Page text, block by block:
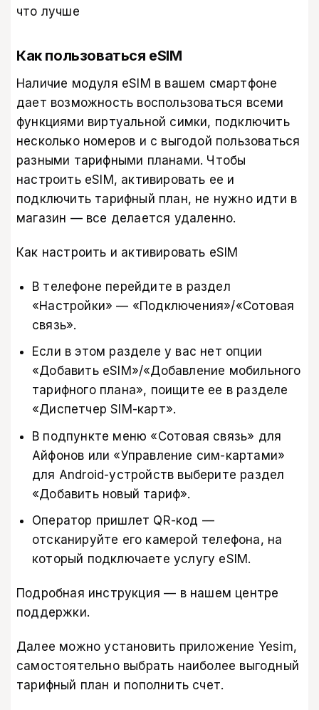
что лучше
Как пользоваться eSIM
Наличие модуля eSIM в вашем смартфоне
дает возможность воспользоваться всеми
функциями виртуальной симки, подключить
несколько номеров и с выгодой пользоваться
разными тарифными планами. Чтобы
настроить eSIM, активировать ее и
подключить тарифный план, не нужно идти в
магазин — все делается удаленно.
Как настроить и активировать eSIM
В телефоне перейдите в раздел
«Настройки» — «Подключения»/«Сотовая
связь».
Если в этом разделе у вас нет опции
«Добавить eSIM»/«Добавление мобильного
тарифного плана», поищите ее в разделе
«Диспетчер SIM-карт».
В подпункте меню «Сотовая связь» для
Айфонов или «Управление сим-картами»
для Android-устройств выберите раздел
«Добавить новый тариф».
Оператор пришлет QR-код —
отсканируйте его камерой телефона, на
который подключаете услугу eSIM.
Подробная инструкция — в нашем центре
поддержки.
Далее можно установить приложение Yesim,
самостоятельно выбрать наиболее выгодный
тарифный план и пополнить счет.